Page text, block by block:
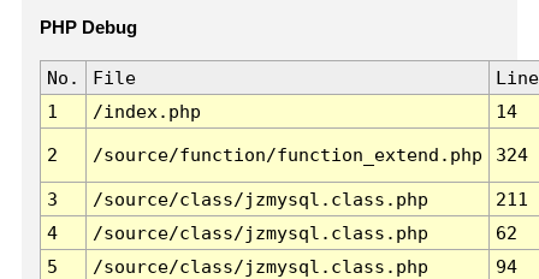
PHP Debug
No. File
Line
1
/index.php 14
2 /source/function/function_extend.php 324
3 /source/class/jzmysql.class.php
211
4
/source/class/jzmysql.class.php
62
5
/source/class/jzmysql.class.php
94